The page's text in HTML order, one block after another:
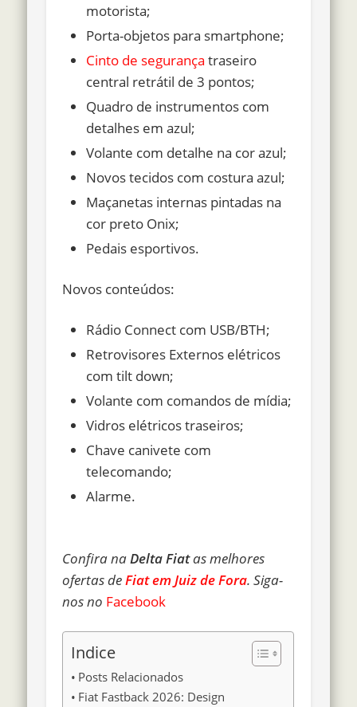
motorista;
Porta-objetos para smartphone;
Cinto de segurança traseiro
central retrátil de 3 pontos;
Quadro de instrumentos com
detalhes em azul;
Volante com detalhe na cor azul;
Novos tecidos com costura azul;
Maçanetas internas pintadas na
cor preto Onix;
Pedais esportivos.
Novos conteúdos:
Rádio Connect com USB/BTH;
Retrovisores Externos elétricos
com tilt down;
Volante com comandos de mídia;
Vidros elétricos traseiros;
Chave canivete com
telecomando;
Alarme.
Confira naDelta Fiatas melhores
ofertas deFiat em Juiz de Fora. Siga-
nos no Facebook
Indice
Posts Relacionados
Fiat Fastback 2026: Design